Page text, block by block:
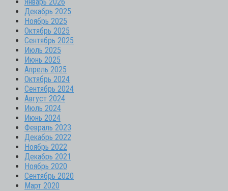
Декабрь 2025
Ноябрь 2025
Октябрь 2025
Сентябрь 2025
Июль 2025
Июнь 2025
Апрель 2025
Октябрь 2024
Сентябрь 2024
Август 2024
Июль 2024
Июнь 2024
Февраль 2023
Декабрь 2022
Ноябрь 2022
Декабрь 2021
Ноябрь 2020
Сентябрь 2020
Март 2020